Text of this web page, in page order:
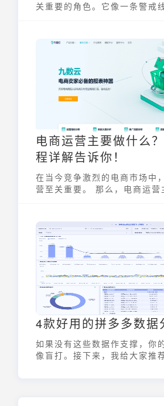
关重要的角色。它像一条警戒
提醒相关人员注意潜在风险或
预警阈值的核心在于把握一个
免因阈值过低导致的过度警报
值过高而遗漏真正的风险。
电商运营主要做什么
程详解告诉你！
在当今竞争激烈的电商市场中
营至关重要。 那么，电商运营
理、市场分析以及推广营销的
文将带你深入了解电商运营的
全面掌握电商运营的核心工作
4款好用的拼多多数据
如果没有这些数据作支撑，你
像盲打。接下来，我给大家推